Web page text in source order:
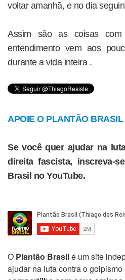
voltar amanhã, e no dia
Assim são as coisas
entendimento vem aos
durante a vida inteira .
APOIE O PLANTÃO
Se você quer ajudar na
direita fascista, inscreva-
Brasil no YouTube.
O Plantão Brasilé um site
ajudar na luta contra o